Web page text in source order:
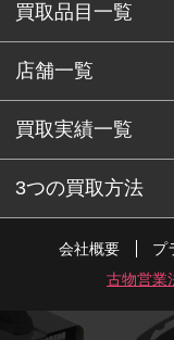
買取品目一覧
店舗一覧
買取実績一覧
3つの買取方法
会社概要 プ
古物営業